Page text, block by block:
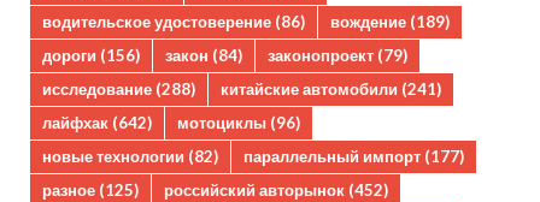
водительское удостоверение (86) вождение (189)
дороги (156) закон (84) законопроект (79)
исследование (288) китайские автомобили (241)
лайфхак (642) мотоциклы (96)
новые технологии (82) параллельный импорт (177)
разное (125) российский авторынок (452)